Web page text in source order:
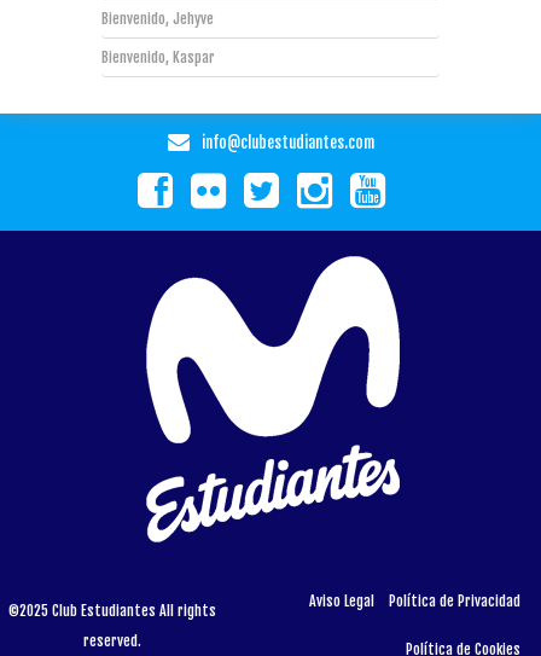
Bienvenido, Jehyve
Bienvenido, Kaspar
info@clubestudiantes.com
©2025 Club Estudiantes All rights
reserved.
Aviso Legal Política de Privacidad
Política de Cookies